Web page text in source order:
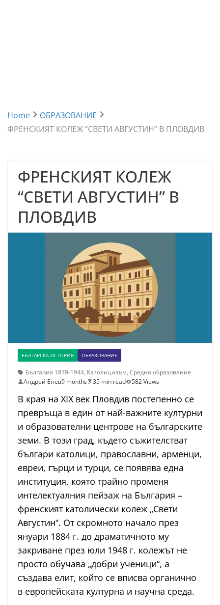
Home
ОБРАЗОВАНИЕ
ФРЕНСКИЯТ КОЛЕЖ “СВЕТИ АВГУСТИН” В ПЛОВДИВ
ФРЕНСКИЯТ КОЛЕЖ
“СВЕТИ АВГУСТИН” В
ПЛОВДИВ
БЪЛГАРСКА ИСТОРИЯ ОБРАЗОВАНИЕ
България 1878-1944, Католицизъм, Средно образование
Андрей Енев9 months 35 min read 582 Views
В края на XIX век Пловдив постепенно се
превръща в един от най-важните културни
и образователни центрове на българските
земи. В този град, където съжителстват
българи католици, православни, арменци,
евреи, гърци и турци, се появява една
институция, която трайно променя
интелектуалния пейзаж на България –
френският католически колеж „Свети
Августин“. От скромното начало през
януари 1884 г. до драматичното му
закриване през юли 1948 г. колежът не
просто обучава „добри ученици“, а
създава елит, който се вписва органично
в европейската културна и научна среда.